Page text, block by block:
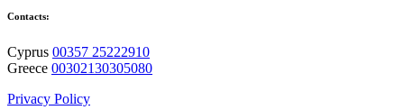
Contacts:
Cyprus 00357 25222910
Greece 00302130305080
Privacy Policy